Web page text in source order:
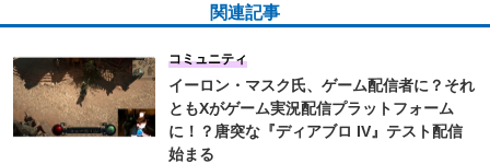
関連記事
イーロン・マスク氏、ゲーム配信者に？それ
ともXがゲーム実況配信プラットフォーム
に！？唐突な『ディアブロ IV』テスト配信
始まる
コミュニティ